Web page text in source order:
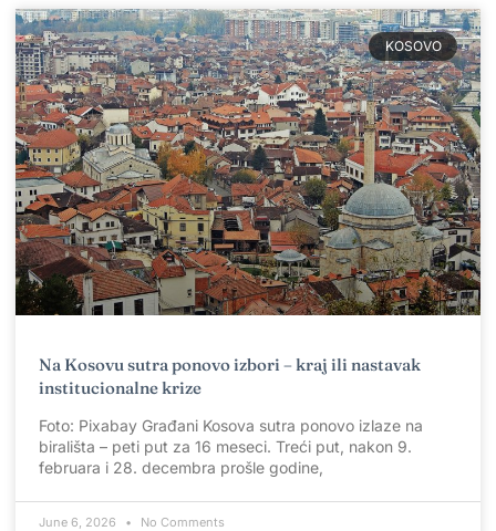
KOSOVO
Na Kosovu sutra ponovo izbori – kraj ili nastavak
institucionalne krize
Foto: Pixabay Građani Kosova sutra ponovo izlaze na
birališta – peti put za 16 meseci. Treći put, nakon 9.
februara i 28. decembra prošle godine,
June 6, 2026 No Comments